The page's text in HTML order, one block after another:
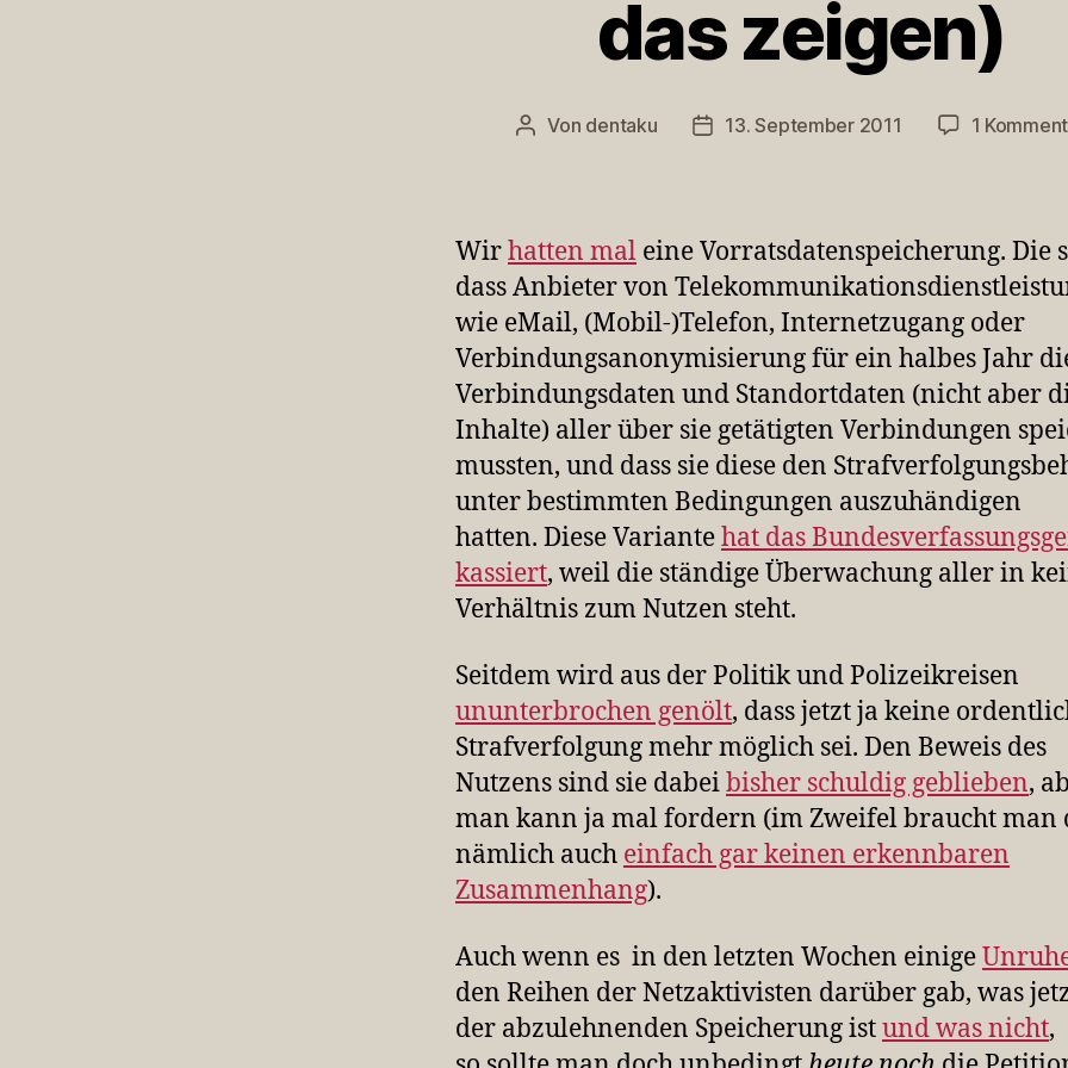
das zeigen)
Beitragsautor
Von dentaku Veröffentlichungsdatum
13. September 2011 1
Wirhatten mal eine Vorratsdatenspeicherung. Die
dass Anbieter von
wie eMail, (Mobil-)Telefon, Internetzugang oder
Verbindungsanonymisierung für ein halbes Jahr
Verbindungsdaten und Standortdaten (nicht aber
Inhalte) aller über sie getätigten Verbindungen
mussten, und dass sie diese den
unter bestimmten Bedingungen auszuhändigen
hatten. Diese Variantehat das
kassiert, weil die ständige Überwachung aller in
Verhältnis zum Nutzen steht.
Seitdem wird aus der Politik und Polizeikreisen
ununterbrochen genölt, dass jetzt ja keine
Strafverfolgung mehr möglich sei. Den Beweis des
Nutzens sind sie dabeibisher schuldig geblieben,
man kann ja mal fordern (im Zweifel braucht man
nämlich auch einfach gar keinen erkennbaren
Zusammenhang).
Auch wenn es in den letzten Wochen einige
den Reihen der Netzaktivisten darüber gab, was
der abzulehnenden Speicherung istund was nicht,